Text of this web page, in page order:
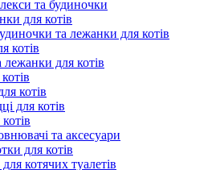
та будиночки
для котів
та лежанки для котів
котів
для котів
котів
для котів
та аксесуари
для котів
котячих туалетів